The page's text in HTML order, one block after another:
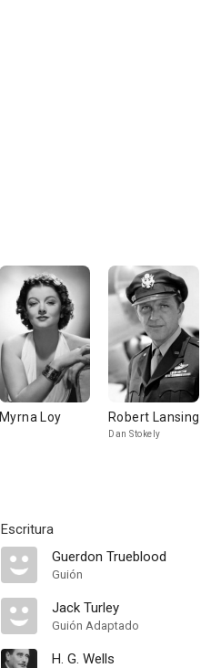
Myrna Loy Robert Lansing
Dan Stokely
Escritura
Guerdon Trueblood
Guión
Jack Turley
Guión Adaptado
H. G. Wells